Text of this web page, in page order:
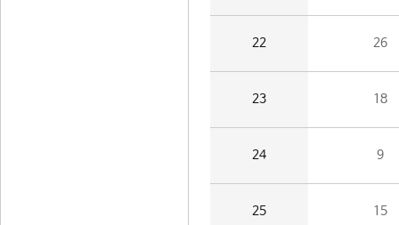
22 26
23 18
24 9
25 15